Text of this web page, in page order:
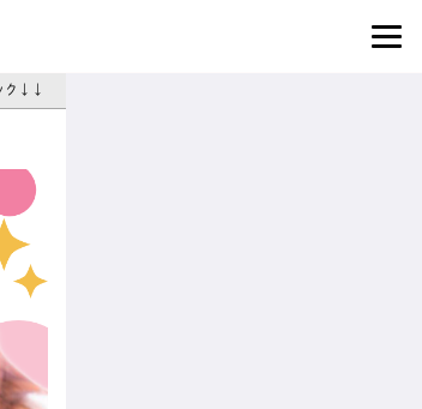
ク↓↓